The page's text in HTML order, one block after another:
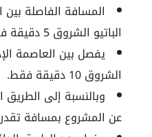
المسافة الفاصلة
الباتيو الشروق 5 دقيقة فقط.
يفصل بين العاصمة
الشروق 10 دقيقة فقط.
وبالنسبة إلى الطريق
عن المشروع بمسافة تقدر بحوالي